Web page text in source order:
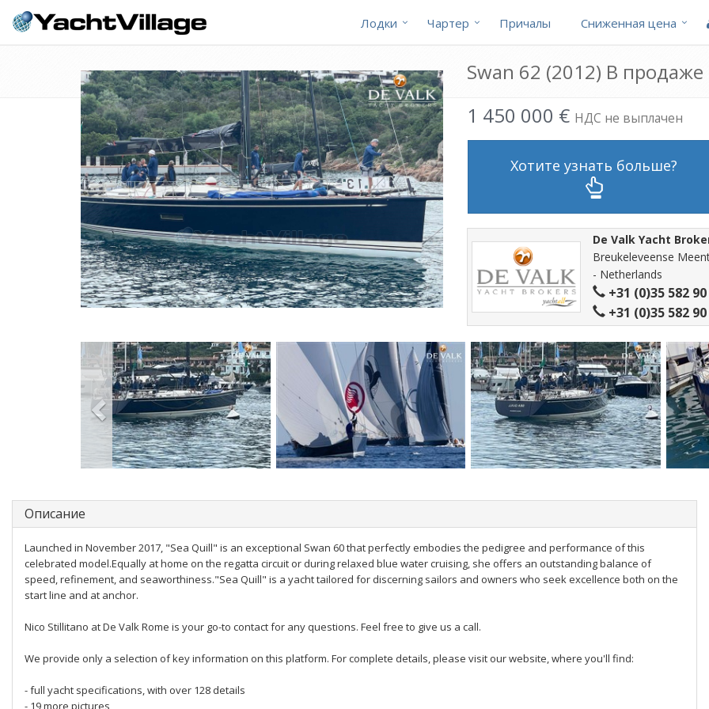
Лодки Чартер Причалы Cниженная цена
Swan 62 (2012) В продаже
1 450 000 € НДС не выплачен
Хотите узнать больше?
De Valk Yacht
Breukeleveense
- Netherlands
+31 (0)35 582
+31 (0)35 582
Описание
Launched in November 2017, "Sea Quill" is an exceptional Swan 60 that perfectly embodies the pedigree and performance of this
celebrated model.Equally at home on the regatta circuit or during relaxed blue water cruising, she offers an outstanding balance of
speed, refinement, and seaworthiness."Sea Quill" is a yacht tailored for discerning sailors and owners who seek excellence both on the
start line and at anchor.
Nico Stillitano at De Valk Rome is your go-to contact for any questions. Feel free to give us a call.
We provide only a selection of key information on this platform. For complete details, please visit our website, where you'll find:
- full yacht specifications, with over 128 details
- 19 more pictures